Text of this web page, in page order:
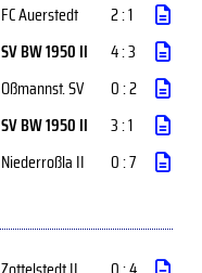
FC Auerstedt
2 : 1
SV BW 1950 II
4 : 3
Oßmannst. SV
0 : 2
SV BW 1950 II
3 : 1
Niederroßla II 0 : 7